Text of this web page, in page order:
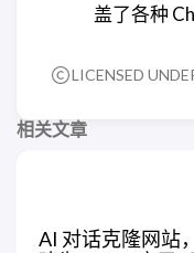
盖了各种
LICENSED
相关文章
AI 对话克隆网站